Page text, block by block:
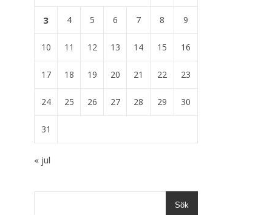
3 4 5 6 7 8 9
10 11 12 13 14 15 16
17 18 19 20 21 22 23
24 25 26 27 28 29 30
31
« jul
Sök